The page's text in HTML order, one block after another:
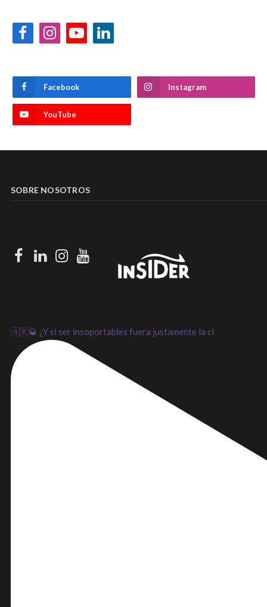
FacebookInstagramYouTubeLinkedIn
Facebook Instagram
YouTube
SOBRE NOSOTROS
Facebook
LinkedInInstagram
Youtube
🇦🇷🥃 ¿Y si ser insoportables fuera justamente la cl